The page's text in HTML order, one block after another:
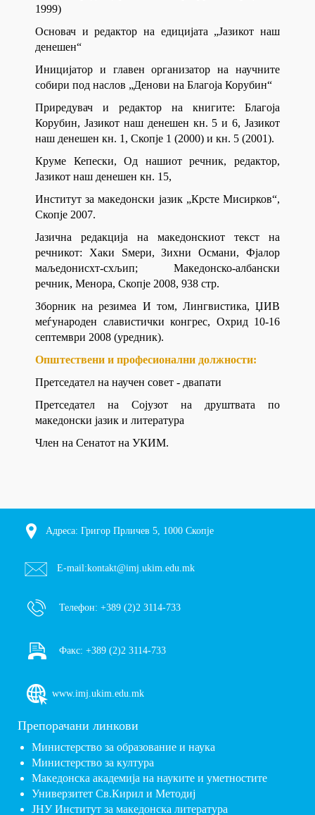
1999)
Основач и редактор на едицијата „Јазикот наш
денешен“
Иницијатор и главен организатор на научните
собири под наслов „Денови на Благоја Корубин“
Приредувач и редактор на книгите: Благоја
Корубин, Јазикот наш денешен кн. 5 и 6, Јазикот
наш денешен кн. 1, Скопје 1 (2000) и кн. 5 (2001).
Круме Кепески, Од нашиот речник, редактор,
Јазикот наш денешен кн. 15,
Институт за македонски јазик „Крсте Мисирков“,
Скопје 2007.
Јазична редакција на македонскиот текст на
речникот: Хаки Ѕмери, Зихни Османи, Фјалор
маљедонисхт-схљип; Македонско-албански
речник, Менора, Скопје 2008, 938 стр.
Зборник на резимеа И том, Лингвистика, ЏИВ
меѓународен славистички конгрес, Охрид 10-16
септември 2008 (уредник).
Општествени и професионални должности:
Претседател на научен совет - двапати
Претседател на Сојузот на друштвата по
македонски јазик и литература
Член на Сенатот на УКИМ.
Адреса: Григор Прличев 5, 1000 Скопје
E-mail:kontakt@imj.ukim.edu.mk
Телефон: +389 (2)2 3114-733
Факс: +389 (2)2 3114-733
www.imj.ukim.edu.mk
Препорачани линкови
Министерство за образование и наука
Министерство за култура
Македонска академија на науките и уметностите
Универзитет Св.Кирил и Методиј
ЈНУ Институт за македонска литература